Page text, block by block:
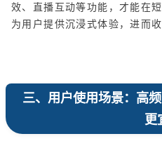
效、直播互动等功能，才能在
为用户提供沉浸式体验，进而
三、用户使用场景：高
更